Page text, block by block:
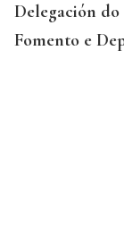
Delegación
Fomento e